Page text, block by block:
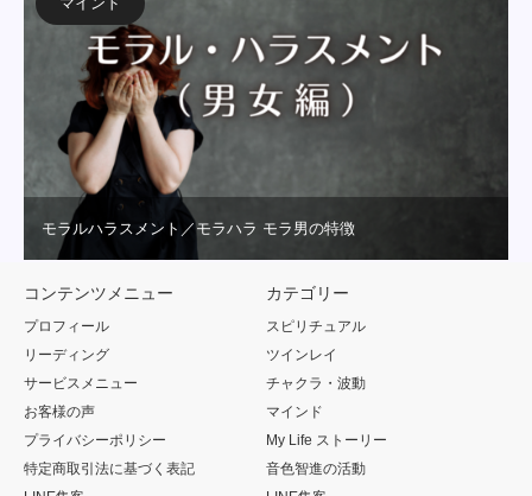
モラルハラスメント／モラハラ モラ男の特徴
コンテンツメニュー
プロフィール
リーディング
サービスメニュー
お客様の声
プライバシーポリシー
特定商取引法に基づく表記
カテゴリー
スピリチュアル
ツインレイ
チャクラ・波動
マインド
My Life ストーリー
音色智進の活動